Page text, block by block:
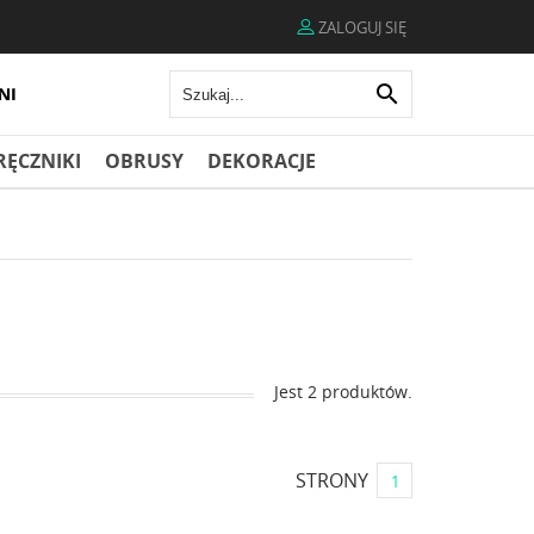
ZALOGUJ SIĘ

OBRUSY DEKORACJE
Jest 2 produktów.
STRONY 1